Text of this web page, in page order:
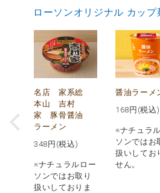
ローソンオリジナル カッ
名店 家系総
本山 吉村
家 豚骨醤油
ラーメン
348 円(税込)
※ナチュラルロー
ソンではお取り
扱いしておりま
醤油ラーメ
168 円(税込)
※ナチュラ
ソンではお
扱いしてお
せん。